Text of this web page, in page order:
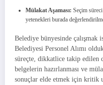
Mülakat Aşaması: Seçim
yetenekleri burada
Belediye bünyesinde çalışmak
Belediyesi Personel Alımı
süreçte, dikkatlice takip edilen
belgelerin hazırlanması ve
sonuçlar elde etmek için kritik